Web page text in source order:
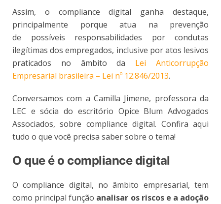
Assim, o compliance digital ganha destaque,
principalmente porque atua na prevenção
de possíveis responsabilidades por condutas
ilegítimas dos empregados, inclusive por atos lesivos
praticados no âmbito da Lei Anticorrupção
Empresarial brasileira – Lei nº 12.846/2013.
Conversamos com a Camilla Jimene, professora da
LEC e sócia do escritório Opice Blum Advogados
Associados, sobre compliance digital. Confira aqui
tudo o que você precisa saber sobre o tema!
O que é o compliance digital
O compliance digital, no âmbito empresarial, tem
como principal função analisar os riscos e a adoção